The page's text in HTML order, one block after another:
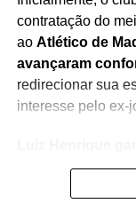
contratação do
ao Atlético de
avançaram
redirecionar sua
interesse pelo ex-
por suas
levou à Seleção